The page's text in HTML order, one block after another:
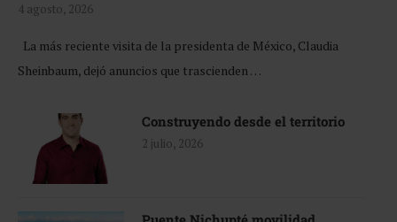
4 agosto, 2026
La más reciente visita de la presidenta de México, Claudia
Sheinbaum, dejó anuncios que trascienden …
Construyendo desde el territorio
2 julio, 2026